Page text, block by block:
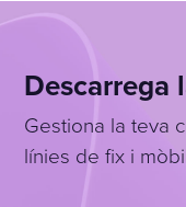
Descarrega
Gestiona la teva
línies de fix i